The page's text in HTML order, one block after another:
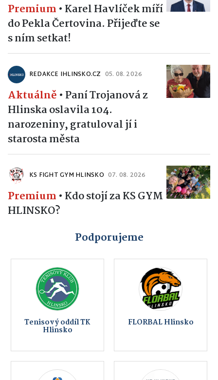
Premium • Karel Havlíček míří
do Pekla Čertovina. Přijeďte se
s ním setkat!
REDAKCE IHLINSKO.CZ 05. 08. 2026
Aktuálně • Paní Trojanová z
Hlinska oslavila 104.
narozeniny, gratuloval jí i
starosta města
KS FIGHT GYM HLINSKO 07. 08. 2026
Premium • Kdo stojí za KS GYM
HLINSKO?
Podporujeme
Tenisový oddíl TK
Hlinsko
FLORBAL Hlinsko